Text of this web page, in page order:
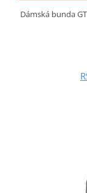
Dámská bunda